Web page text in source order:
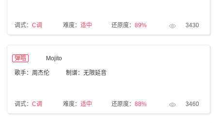
调式： C调 难度： 适中 还原度： 89% 3430
弹唱 Mojito
歌手：周杰伦 制谱：无限延音
调式： C调 难度： 适中 还原度： 88% 3460